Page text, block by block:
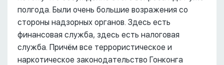
полгода. Были очень большие возражения со
стороны надзорных органов. Здесь есть
финансовая служба, здесь есть налоговая
служба. Причём все террористическое и
наркотическое законодательство Гонконга